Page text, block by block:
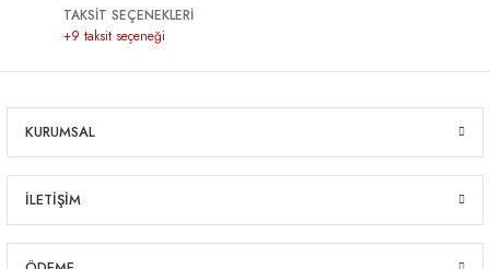
TAKSİT SEÇENEKLERİ
+9 taksit seçeneği
KURUMSAL
İLETİŞİM